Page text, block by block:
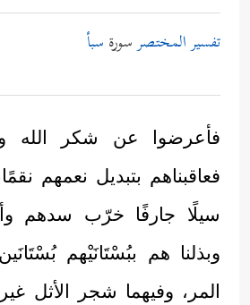
تفسير المختصرسورة سبأ
فأعرضوا عن شكر الله
فعاقبناهم بتبديل نعمهم
سيلًا جارفًا خرّب سدهم
وبذلنا هم ببُسْتَانَيْهم
المر، وفيهما شجر الأثل